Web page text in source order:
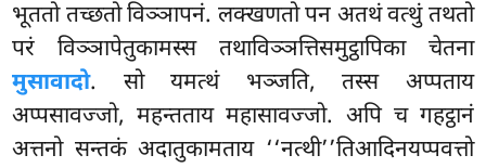
भूततो तच्छतो विञ्ञापनं. लक्खणतो पन अतथं वत्थुं तथतो
परं विञ्ञापेतुकामस्स तथाविञ्ञत्तिसमुट्ठापिका चेतना
मुसावादो. सो यमत्थं भञ्जति, तस्स अप्पताय
अप्पसावज्जो, महन्तताय महासावज्जो. अपि च गहट्ठानं
अत्तनो सन्तकं अदातुकामताय ‘‘नत्थी’’तिआदिनयप्पवत्तो